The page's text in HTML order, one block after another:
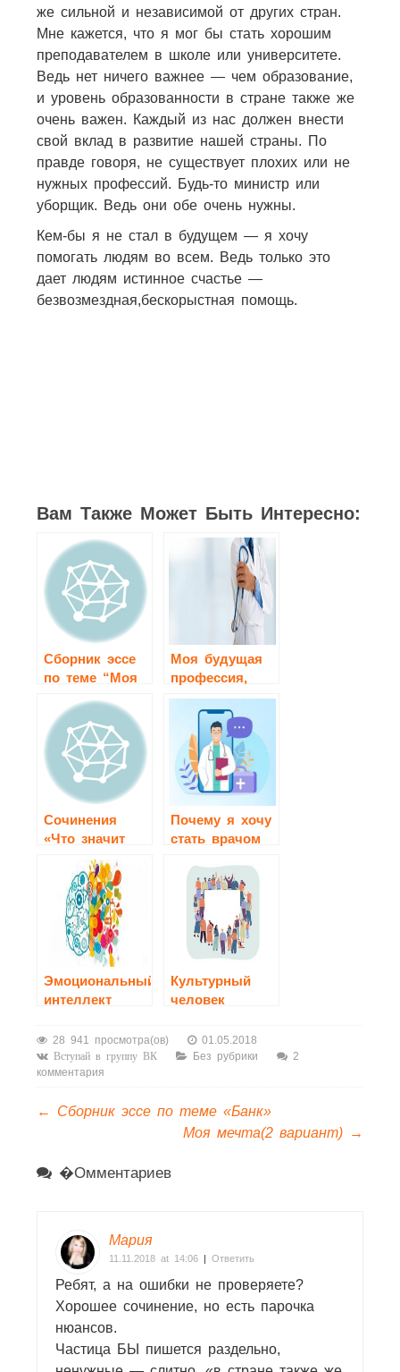
же сильной и независимой от других стран.
Мне кажется, что я мог бы стать хорошим
преподавателем в школе или университете.
Ведь нет ничего важнее — чем образование,
и уровень образованности в стране также же
очень важен. Каждый из нас должен внести
свой вклад в развитие нашей страны. По
правде говоря, не существует плохих или не
нужных профессий. Будь-то министр или
уборщик. Ведь они обе очень нужны.
Кем-бы я не стал в будущем — я хочу
помогать людям во всем. Ведь только это
дает людям истинное счастье —
безвозмездная,бескорыстная помощь.
Вам Также Может Быть Интересно:
Сборник эссе
по теме “Моя
Моя будущая
профессия,
моя мечта
Сочинения
«Что значит
патриотом
своей
страны?»
Почему я хочу
стать врачом
Эмоциональный
интеллект
Культурный
человек
28 941 просмотра(ов) 01.05.2018
Вступай в группу ВК Без рубрики
2
комментария
←
Сборник эссе по теме «Банк»
Моя мечта(2 вариант) →
�омментариев
Мария
11.11.2018 at 14:06 | Ответить
Ребят, а на ошибки не проверяете?
Хорошее сочинение, но есть парочка
нюансов.
Частица БЫ пишется раздельно,